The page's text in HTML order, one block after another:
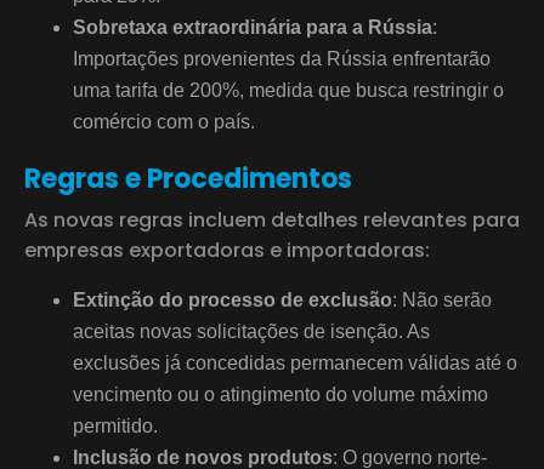
Sobretaxa extraordinária para a Rússia:
Importações provenientes da Rússia enfrentarão
uma tarifa de 200%, medida que busca restringir o
comércio com o país.
Regras e Procedimentos
As novas regras incluem detalhes relevantes para
empresas exportadoras e importadoras:
Extinção do processo de exclusão: Não serão
aceitas novas solicitações de isenção. As
exclusões já concedidas permanecem válidas até o
vencimento ou o atingimento do volume máximo
permitido.
Inclusão de novos produtos: O governo norte-